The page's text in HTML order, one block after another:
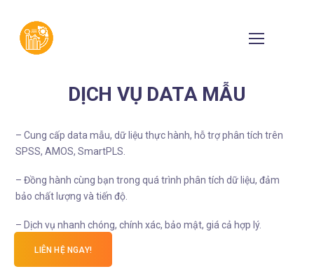
DỊCH VỤ DATA MẪU
– Cung cấp data mẫu, dữ liệu thực hành, hỗ trợ phân tích trên
SPSS, AMOS, SmartPLS.
– Đồng hành cùng bạn trong quá trình phân tích dữ liệu, đảm
bảo chất lượng và tiến độ.
– Dịch vụ nhanh chóng, chính xác, bảo mật, giá cả hợp lý.
LIÊN HỆ NGAY!